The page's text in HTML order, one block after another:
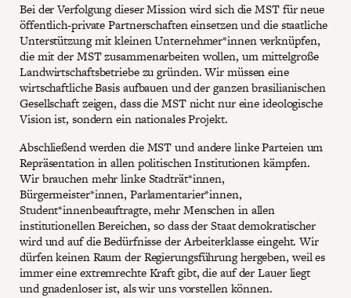
Bei der Verfolgung dieser Mission wird sich die MST für neue
öffentlich-private Partnerschaften einsetzen und die staatliche
Unterstützung mit kleinen Unternehmer*innen verknüpfen,
die mit der MST zusammenarbeiten wollen, um mittelgroße
Landwirtschaftsbetriebe zu gründen. Wir müssen eine
wirtschaftliche Basis aufbauen und der ganzen brasilianischen
Gesellschaft zeigen, dass die MST nicht nur eine ideologische
Vision ist, sondern ein nationales Projekt.
Abschließend werden die MST und andere linke Parteien um
Repräsentation in allen politischen Institutionen kämpfen.
Wir brauchen mehr linke Stadträt*innen,
Bürgermeister*innen, Parlamentarier*innen,
Student*innenbeauftragte, mehr Menschen in allen
institutionellen Bereichen, so dass der Staat demokratischer
wird und auf die Bedürfnisse der Arbeiterklasse eingeht. Wir
dürfen keinen Raum der Regierungsführung hergeben, weil es
immer eine extremrechte Kraft gibt, die auf der Lauer liegt
und gnadenloser ist, als wir uns vorstellen können.